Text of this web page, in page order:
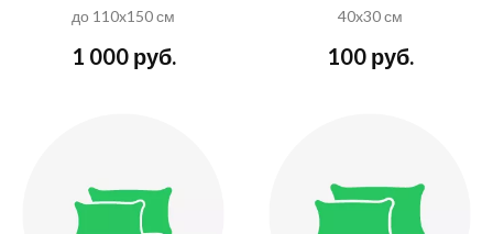
до 110x150 см
1 000 руб.
40x30 см
100 руб.